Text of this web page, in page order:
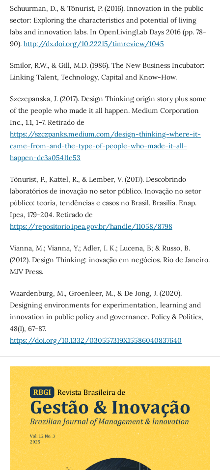
Schuurman, D., & Tõnurist, P. (2016). Innovation in the public
sector: Exploring the characteristics and potential of living
labs and innovation labs. In OpenLivingLab Days 2016 (pp. 78-
90). http://dx.doi.org/10.22215/timreview/1045
Smilor, R.W., & Gill, M.D. (1986). The New Business Incubator:
Linking Talent, Technology, Capital and Know-How.
Szczepanska, J. (2017). Design Thinking origin story plus some
of the people who made it all happen. Medium Corporation
Inc., 1.1, 1–7. Retirado de
https://szczpanks.medium.com/design-thinking-where-it-
came-from-and-the-type-of-people-who-made-it-all-
happen-dc3a05411e53
Tõnurist, P., Kattel, R., & Lember, V. (2017). Descobrindo
laboratórios de inovação no setor público. Inovação no setor
público: teoria, tendências e casos no Brasil. Brasília. Enap.
Ipea, 179-204. Retirado de
https://repositorio.ipea.gov.br/handle/11058/8798
Vianna, M.; Vianna, Y.; Adler, I. K.; Lucena, B; & Russo, B.
(2012). Design Thinking: inovação em negócios. Rio de Janeiro.
MJV Press.
Waardenburg, M., Groenleer, M., & De Jong, J. (2020).
Designing environments for experimentation, learning and
innovation in public policy and governance. Policy & Politics,
48(1), 67-87.
https://doi.org/10.1332/030557319X15586040837640